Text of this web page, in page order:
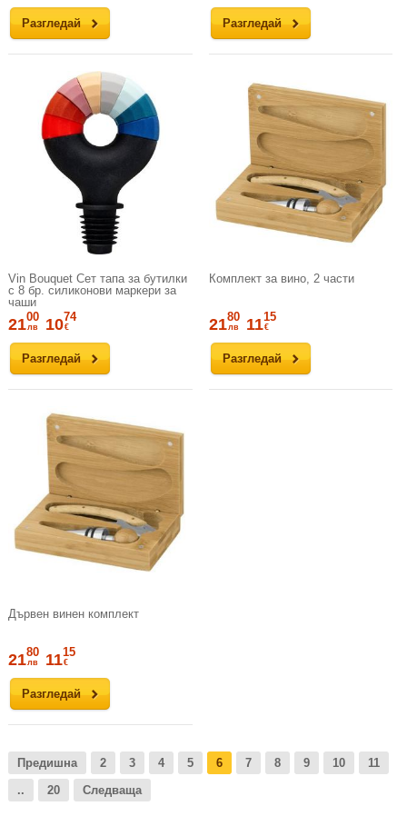
Разгледай Разгледай
Vin Bouquet Сет тапа за бутилки
с 8 бр. силиконови маркери за
чаши
Разгледай
2100
лв 1074
€
Комплект за вино, 2 части
Разгледай
2180
лв 1115
€
Дървен винен комплект
Разгледай
2180
лв 1115
€
Предишна 2 3 4 5 6 7 8 9 10
11
..
20 Следваща